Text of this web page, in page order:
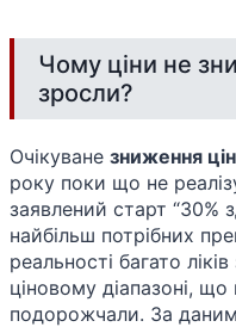
Чому ціни не
зросли?
Очікуване зниження
року поки що не
заявлений старт “30%
найбільш потрібних
реальності багато
ціновому діапазоні, що
подорожчали. За